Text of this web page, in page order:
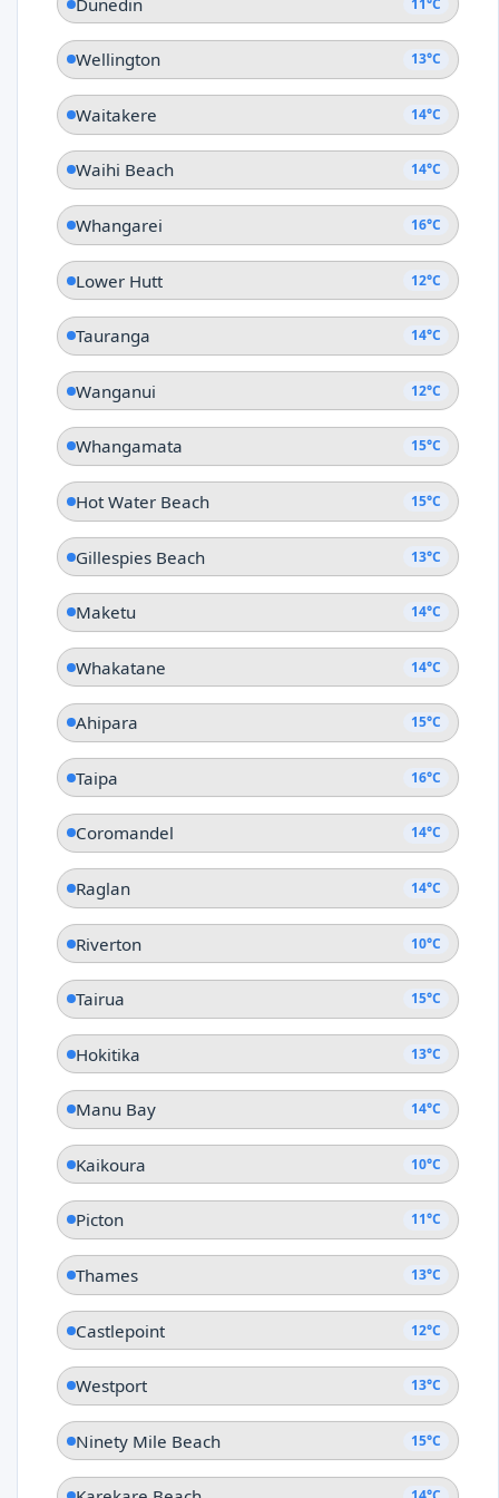
Wellington 13°C
Waitakere 14°C
Waihi Beach 14°C
Whangarei 16°C
Lower Hutt 12°C
Tauranga 14°C
Wanganui 12°C
Whangamata 15°C
Hot Water Beach 15°C
Gillespies Beach 13°C
Maketu 14°C
Whakatane 14°C
Ahipara 15°C
Taipa 16°C
Coromandel 14°C
Raglan 14°C
Riverton 10°C
Tairua 15°C
Hokitika 13°C
Manu Bay 14°C
Kaikoura 10°C
Picton 11°C
Thames 13°C
Castlepoint 12°C
Westport 13°C
Ninety Mile Beach 15°C